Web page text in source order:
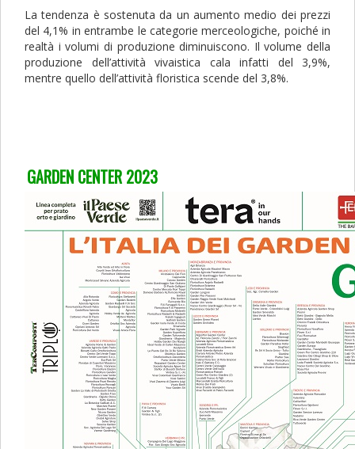
La tendenza è sostenuta da un aumento medio dei prezzi
del 4,1% in entrambe le categorie merceologiche, poiché in
realtà i volumi di produzione diminuiscono. Il volume della
produzione dell’attività vivaistica cala infatti del 3,9%,
mentre quello dell’attività floristica scende del 3,8%.
GARDEN CENTER 2023